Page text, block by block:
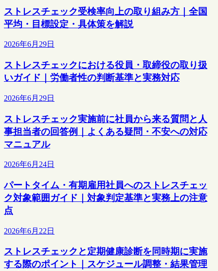
ストレスチェック受検率向上の取り組み方｜全国
平均・目標設定・具体策を解説
2026年6月29日
ストレスチェックにおける役員・取締役の取り扱
いガイド｜労働者性の判断基準と実務対応
2026年6月29日
ストレスチェック実施前に社員から来る質問と人
事担当者の回答例｜よくある疑問・不安への対応
マニュアル
2026年6月24日
パートタイム・有期雇用社員へのストレスチェッ
ク対象範囲ガイド｜対象判定基準と実務上の注意
点
2026年6月22日
ストレスチェックと定期健康診断を同時期に実施
する際のポイント｜スケジュール調整・結果管理